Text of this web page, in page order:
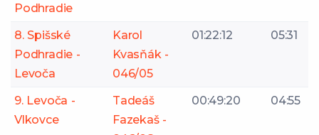
Podhradie
8. Spišské
Podhradie -
Levoča
Karol
Kvasňák -
046/05
01:22:12 05:31
9. Levoča -
Vlkovce
Tadeáš
Fazekaš -
00:49:20 04:55